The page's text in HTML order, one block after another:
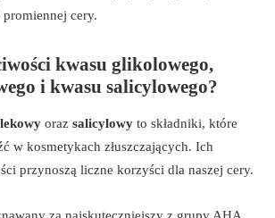
cery.
kwasu glikolowego,
i kwasu salicylowego?
oraz salicylowy to składniki, które
w kosmetykach złuszczających. Ich
przynoszą liczne korzyści dla naszej cery.
za najskuteczniejszy z grupy AHA